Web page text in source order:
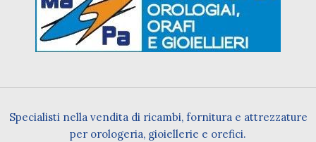
Specialisti nella vendita di ricambi, fornitura e attrezzature
per orologeria, gioiellerie e orefici.